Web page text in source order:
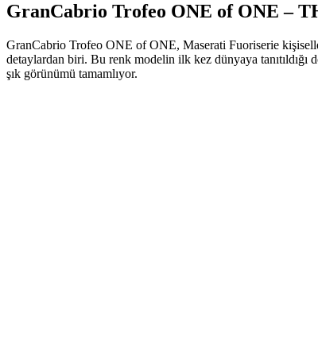
GranCabrio Trofeo ONE of ONE –
GranCabrio Trofeo ONE of ONE, Maserati Fuoriserie
detaylardan biri. Bu renk modelin ilk kez dünyaya tanıtıldığı
şık görünümü tamamlıyor.